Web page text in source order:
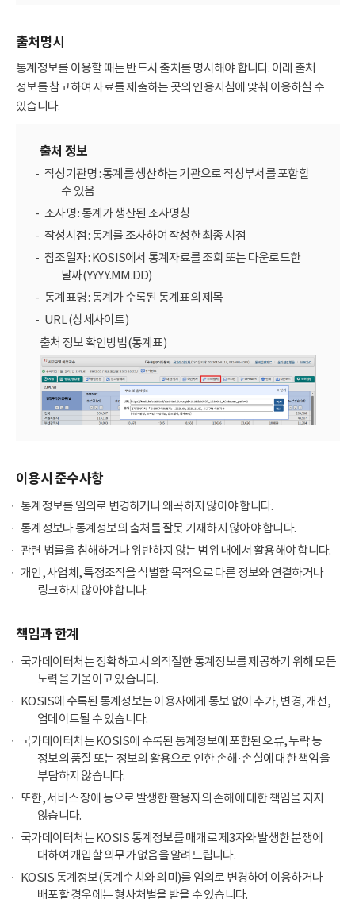
출처명시
통계정보를 이용할 때는 반드시 출처를 명시해야 합니다. 아래 출처
정보를 참고하여 자료를 제출하는 곳의 인용지침에 맞춰 이용하실 수
있습니다.
출처 정보
작성기관명 : 통계를 생산하는 기관으로 작성부서를 포함할
수 있음
조사명 : 통계가 생산된 조사명칭
작성시점 : 통계를 조사하여 작성한 최종 시점
참조일자 : KOSIS에서 통계자료를 조회 또는 다운로드한
날짜(YYYY.MM.DD)
통계표명 : 통계가 수록된 통계표의 제목
URL (상세사이트)
출처 정보 확인방법(통계표)
이용시 준수사항
통계정보를 임의로 변경하거나 왜곡하지 않아야 합니다.
통계정보나 통계정보의 출처를 잘못 기재하지 않아야 합니다.
관련 법률을 침해하거나 위반하지 않는 범위 내에서 활용해야 합니다.
개인, 사업체, 특정조직을 식별할 목적으로 다른 정보와 연결하거나
링크하지 않아야 합니다.
책임과 한계
국가데이터처는 정확하고 시의적절한 통계정보를 제공하기 위해 모든
노력을 기울이고 있습니다.
KOSIS에 수록된 통계정보는 이용자에게 통보 없이 추가, 변경, 개선,
업데이트될 수 있습니다.
국가데이터처는 KOSIS에 수록된 통계정보에 포함된 오류, 누락 등
정보의 품질 또는 정보의 활용으로 인한 손해·손실에 대한 책임을
부담하지 않습니다.
또한, 서비스 장애 등으로 발생한 활용자의 손해에 대한 책임을 지지
않습니다.
국가데이터처는 KOSIS 통계정보를 매개로 제3자와 발생한 분쟁에
대하여 개입할 의무가 없음을 알려드립니다.
KOSIS 통계정보(통계수치와 의미)를 임의로 변경하여 이용하거나
배포할 경우에는 형사처벌을 받을 수 있습니다.